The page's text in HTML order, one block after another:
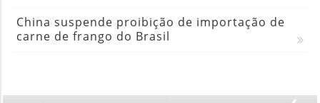
China suspende proibição de importação de
carne de frango do Brasil